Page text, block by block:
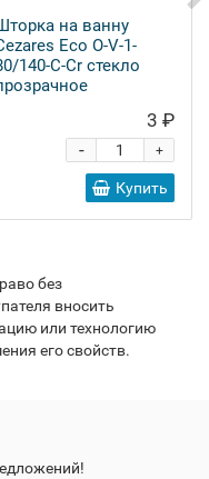
на ванну
Eco O-V-1-
140-C-Cr стекло
3 ₽
+
-
Купить
без
вносить
или технологию
его свойств.